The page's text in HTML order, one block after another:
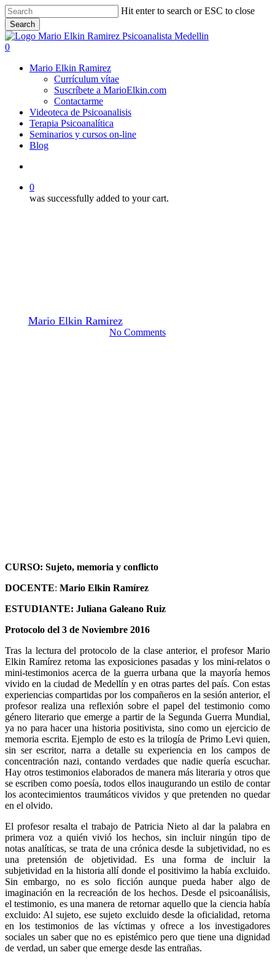
Skip
to
main
content
Hit enter to search or ESC to close
Search
Close
Search
search
0
Mario Elkin Ramirez
Currículum vítae
Suscríbete a MarioElkin.com
Contactarme
Videoteca de Psicoanalisis
Terapia Psicoanalítica
Seminarios y cursos on-line
Blog
0
was successfully added to your cart.
Mario Elkin Ramirez17 diciembre, 2016
No Comments
CURSO: Sujeto, memoria y conflicto
DOCENTE: Mario Elkin Ramírez
ESTUDIANTE: Juliana Galeano Ruiz
Protocolo del 3 de Noviembre 2016
Tras la lectura del protocolo de la clase anterior, el profesor Mario
Elkin Ramírez retoma las exposiciones pasadas y los mini-relatos o
mini-testimonios acerca de la guerra urbana que la mayoría hemos
vivido en la ciudad de Medellín y en otras partes del país. Con estas
experiencias compartidas por los compañeros en la sesión anterior, el
profesor realiza una reflexión sobre el papel del testimonio como
género literario que emerge a partir de la Segunda Guerra Mundial,
ya no para hacer una historia positivista, sino como un ejercicio de
memoria escrita. Ejemplo de esto es la trilogía de Primo Levi quien,
sin ser escritor, narra a detalle su experiencia en los campos de
concentración nazi, contando verdades que nadie quería escuchar.
Hay otros testimonios elaborados de manera más literaria y otros que
se escriben como poesía, todos ellos inaugurando un estilo de contar
los acontecimientos traumáticos vividos y que pretenden no quedar
en el olvido.
El profesor resalta el trabajo de Patricia Nieto al dar la palabra en
primera voz a quién vivió los hechos, sin incluir ningún tipo de
notas analíticas, se trata de una crónica desde la subjetividad, no es
una pretensión de objetividad. Es una forma de incluir la
subjetividad en la historia allí donde el positivimo la había excluido.
Sin embargo, no es solo ficción aunque pueda haber algo de
imaginación en la recreación de los hechos. Desde el psicoanálisis,
el testimonio, es una manera de retornar aquello que la ciencia había
excluido: Al sujeto, ese sujeto excluido desde la oficialidad, retorna
en los testimonios de las víctimas y ofrece a los investigadores
sociales un saber que no es epistémico pero que tiene una dignidad
de verdad, un saber que emerge desde las entrañas.